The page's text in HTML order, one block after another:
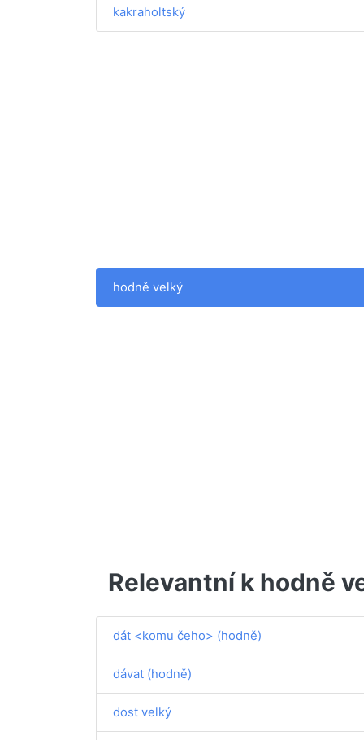
kakraholtský
hodně velký
Relevantní k hodně
dát <komu čeho> (hodně)
dávat (hodně)
dost velký